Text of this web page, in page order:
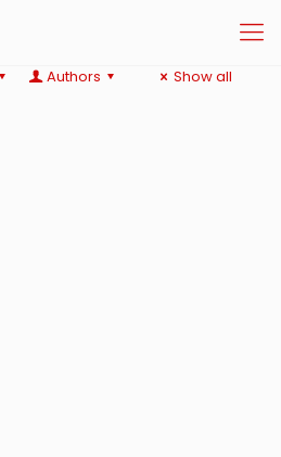
Authors Show all